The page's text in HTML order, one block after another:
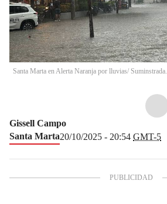
Santa Marta en Alerta Naranja por lluvias/ Suminstrada.
Gissell Campo
Santa Marta20/10/2025 - 20:54 GMT-5